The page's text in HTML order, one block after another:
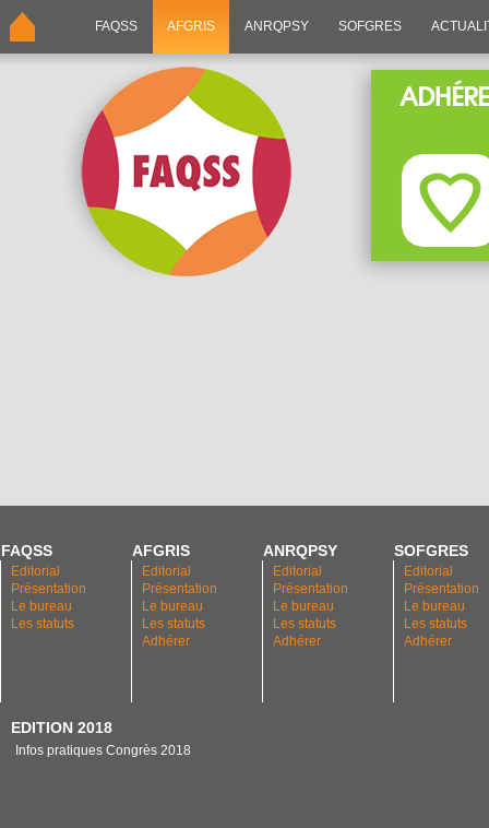
FAQSS AFGRIS ANRQPSY SOFGRES
FAQSS AFGRIS ANRQPSY SOFGRES
Editorial
Présentation
Le bureau
Les statuts
Editorial
Présentation
Le bureau
Les statuts
Adhérer
Editorial
Présentation
Le bureau
Les statuts
Adhérer
Editorial
Présentation
Le bureau
Les statuts
Adhérer
EDITION 2018
Infos pratiques Congrès 2018